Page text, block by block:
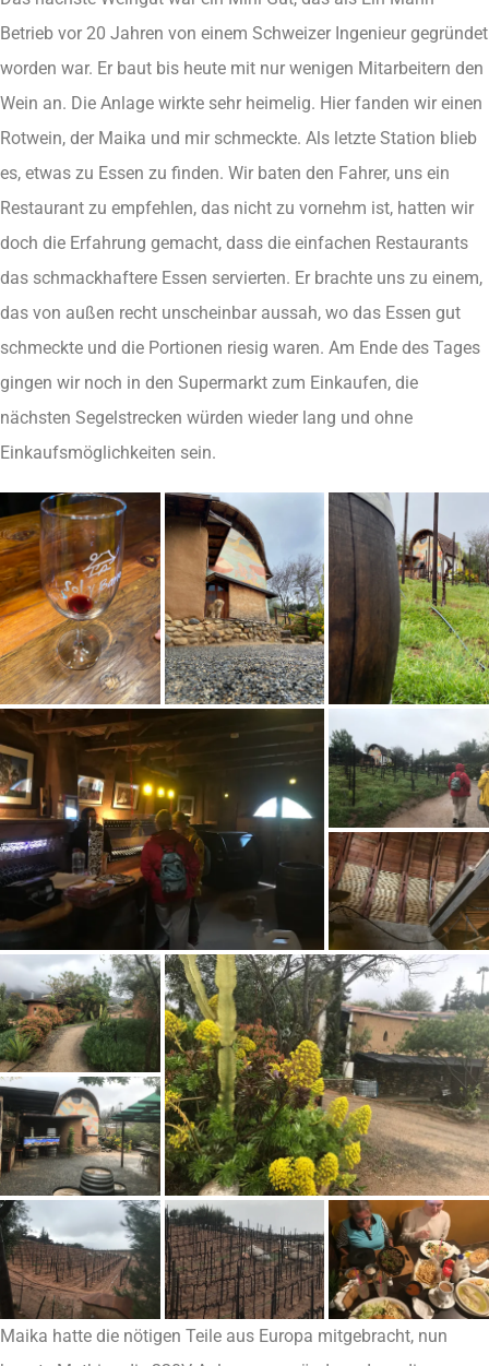
Betrieb vor 20 Jahren von einem Schweizer Ingenieur gegründet
worden war. Er baut bis heute mit nur wenigen Mitarbeitern den
Wein an. Die Anlage wirkte sehr heimelig. Hier fanden wir einen
Rotwein, der Maika und mir schmeckte. Als letzte Station blieb
es, etwas zu Essen zu finden. Wir baten den Fahrer, uns ein
Restaurant zu empfehlen, das nicht zu vornehm ist, hatten wir
doch die Erfahrung gemacht, dass die einfachen Restaurants
das schmackhaftere Essen servierten. Er brachte uns zu einem,
das von außen recht unscheinbar aussah, wo das Essen gut
schmeckte und die Portionen riesig waren. Am Ende des Tages
gingen wir noch in den Supermarkt zum Einkaufen, die
nächsten Segelstrecken würden wieder lang und ohne
Einkaufsmöglichkeiten sein.
Maika hatte die nötigen Teile aus Europa mitgebracht, nun